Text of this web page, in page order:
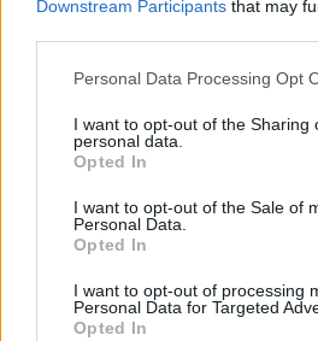
Downstream Participants that may
Personal Data Processing Opt
I want to opt-out of the Sharing
personal data.
Opted In
I want to opt-out of the Sale of
Personal Data.
Opted In
I want to opt-out of processing
Personal Data for Targeted
Opted In
*VIDEO. Atac bezmetic al
„Iohannis i-a păcălit pe
în cap”